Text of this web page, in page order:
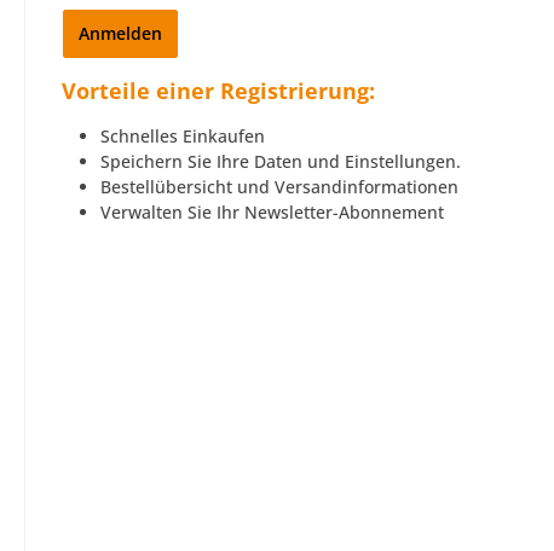
Anmelden
Vorteile einer Registrierung:
Schnelles Einkaufen
Speichern Sie Ihre Daten und Einstellungen.
Bestellübersicht und Versandinformationen
Verwalten Sie Ihr Newsletter-Abonnement